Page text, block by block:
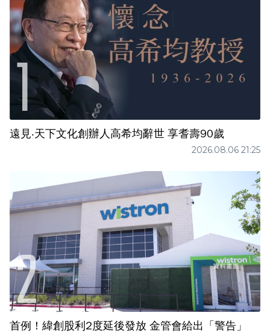
遠見‧天下文化創辦人高希均辭世 享耆壽90歲
2026.08.06 21:25
首例！緯創股利2度延後發放 金管會給出「警告」